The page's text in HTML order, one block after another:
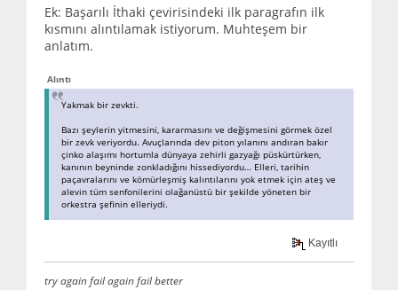
Ek: Başarılı İthaki çevirisindeki ilk paragrafın ilk
kısmını alıntılamak istiyorum. Muhteşem bir
anlatım.
Alıntı
Yakmak bir zevkti.
Bazı şeylerin yitmesini, kararmasını ve değişmesini görmek özel
bir zevk veriyordu. Avuçlarında dev piton yılanını andıran bakır
çinko alaşımı hortumla dünyaya zehirli gazyağı püskürtürken,
kanının beyninde zonkladığını hissediyordu… Elleri, tarihin
paçavralarını ve kömürleşmiş kalıntılarını yok etmek için ateş ve
alevin tüm senfonilerini olağanüstü bir şekilde yöneten bir
orkestra şefinin elleriydi.
Kayıtlı
try again fail again fail better